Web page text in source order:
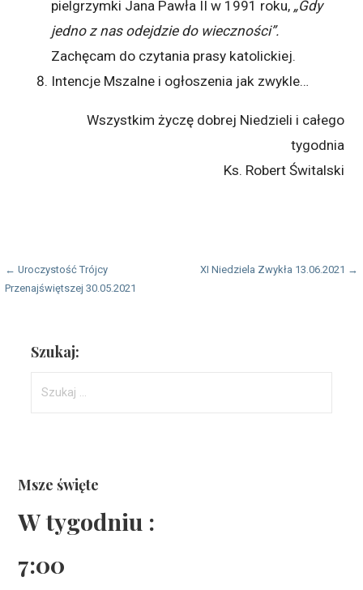
pielgrzymki Jana Pawła II w 1991 roku, „Gdy
jedno z nas odejdzie do wieczności”.
Zachęcam do czytania prasy katolickiej.
Intencje Mszalne i ogłoszenia jak zwykle…
Wszystkim życzę dobrej Niedzieli i całego
tygodnia
Ks. Robert Świtalski
Nawigacja
wpisu
← Uroczystość Trójcy
Przenajświętszej 30.05.2021
XI Niedziela Zwykła 13.06.2021 →
Szukaj:
Msze święte
W tygodniu :
7:00